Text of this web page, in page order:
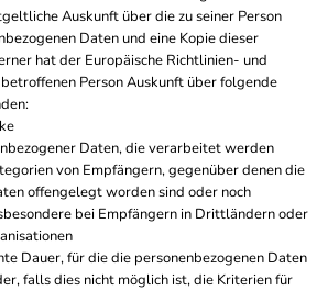
Auskunft über die zu seiner Person
Daten und eine Kopie dieser
hat der Europäische Richtlinien- und
Person Auskunft über folgende
Daten, die verarbeitet werden
von Empfängern, gegenüber denen die
offengelegt worden sind oder noch
bei Empfängern in Drittländern oder
Dauer, für die die personenbezogenen Daten
falls dies nicht möglich ist, die Kriterien für